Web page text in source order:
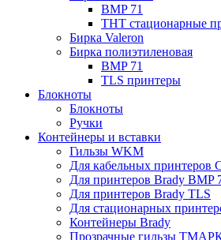
BMP 71
THT стационарные
Бирка Valeron
Бирка полиэтиленовая
BMP 71
TLS принтеры
Блокноты
Блокноты
Ручки
Контейнеры и вставки
Гильзы WKM
Для кабельных принтеров
Для принтеров Brady BMP
Для принтеров Brady TLS
Для стационарных
Контейнеры Brady
Прозрачные гильзы